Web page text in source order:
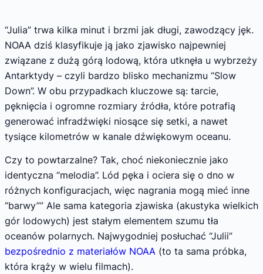
“Julia” trwa kilka minut i brzmi jak długi, zawodzący jęk.
NOAA dziś klasyfikuje ją jako zjawisko najpewniej
związane z dużą górą lodową, która utknęła u wybrzeży
Antarktydy – czyli bardzo blisko mechanizmu “Slow
Down”. W obu przypadkach kluczowe są: tarcie,
pęknięcia i ogromne rozmiary źródła, które potrafią
generować infradźwięki niosące się setki, a nawet
tysiące kilometrów w kanale dźwiękowym oceanu.
Czy to powtarzalne? Tak, choć niekoniecznie jako
identyczna “melodia”. Lód pęka i ociera się o dno w
różnych konfiguracjach, więc nagrania mogą mieć inne
“barwy”” Ale sama kategoria zjawiska (akustyka wielkich
gór lodowych) jest stałym elementem szumu tła
oceanów polarnych. Najwygodniej posłuchać “Julii”
bezpośrednio z materiałów NOAA (to ta sama próbka,
która krąży w wielu filmach).